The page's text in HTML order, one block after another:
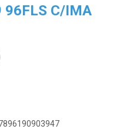
96FLS C/IMA